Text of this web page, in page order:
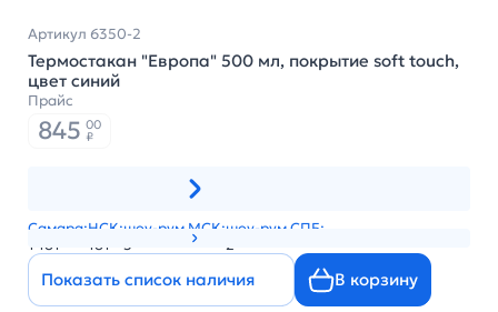
Артикул 6350-2
Термостакан "Европа" 500 мл, покрытие soft touch,
цвет синий
Прайс
845 00
₽
Самара:
1 181
НСК:
181
шоу-рум МСК:
3
шоу-рум СПБ:
2
Показать список наличия В корзину